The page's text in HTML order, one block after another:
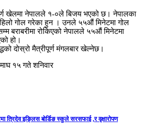
खेलमा नेपालले १-०ले बिजय भएको छ। नेपालका
गोल गरेका हुन । उनले ५५औं मिनेटमा गोल
बराबरीमा रोकिएको नेपालले ५५औं मिनेटमा
हो।
दोस्रो मैत्रीपूर्ण मंगलबार खेल्नेछ।
१५ गते शनिवार
त्रिदेव इङ्लिस बोर्डिङ स्कुले सरसफाई ,र वृक्षारोपण